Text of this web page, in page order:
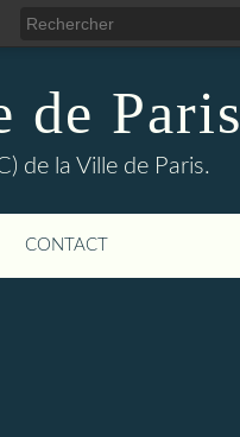
de Paris
de la Ville de Paris.
CONTACT